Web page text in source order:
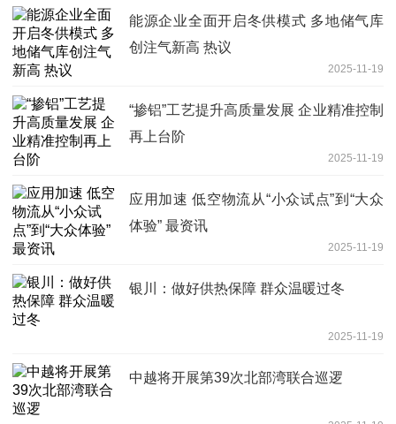
能源企业全面开启冬供模式 多地储气库
创注气新高 热议
2025-11-19
“掺铝”工艺提升高质量发展 企业精准控制
再上台阶
2025-11-19
应用加速 低空物流从“小众试点”到“大众
体验” 最资讯
2025-11-19
银川：做好供热保障 群众温暖过冬
2025-11-19
中越将开展第39次北部湾联合巡逻